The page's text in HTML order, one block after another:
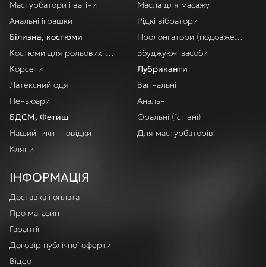
Мастурбатори і вагіни
Анальні іграшки
Білизна, костюми
Костюми для рольових ігор
Корсети
Латексний одяг
Пеньюари
БДСМ, Фетиш
Нашийники і повідки
Кляпи
Масла для масажу
Рідкі вібратори
Пролонгатори (подовження
Збуджуючі засоби
Лубриканти
Вагінальні
Анальні
Оральні (їстівні)
Для мастурбаторів
ІНФОРМАЦІЯ
Доставка і оплата
Про магазин
Гарантії
Договір публічної оферти
Відео